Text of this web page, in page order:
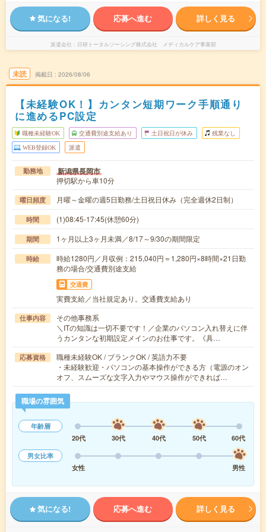
気になる! 応募へ進む 詳しく見る
派遣会社 日研トータルソーシング株式会社 メディカルケア事業部
未読 掲載日 2026/08/06
【未経験OK！】カンタン短期ワーク手順通り
に進めるPC設定
職種未経験OK 交通費別途支給あり 土日祝日が休み 残業なし
WEB登録OK 派遣
勤務地 新潟県長岡市
押切駅から車10分
曜日頻度 月曜～金曜の週5日勤務/土日祝日休み（完全週休2日制）
時間 (1)08:45-17:45(休憩60分)
期間 1ヶ月以上3ヶ月未満／8/17～9/30の期間限定
時給
時給1280円／月収例：215,040円＝1,280円×8時間×21日勤
務の場合/交通費別途支給
交通費
実費支給／当社規定あり。交通費支給あり
仕事内容
その他事務系
＼ITの知識は一切不要です！／企業のパソコン入れ替えに伴
うカンタンな初期設定メインのお仕事です。《具…
応募資格
職種未経験OK / ブランクOK / 英語力不要
・未経験歓迎・パソコンの基本操作ができる方（電源のオン
オフ、スムーズな文字入力やマウス操作ができれば…
職場の雰囲気
年齢層
20代
30代 40代 50代
60代
男女比率
女性
男性
気になる! 応募へ進む 詳しく見る